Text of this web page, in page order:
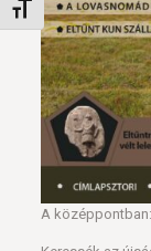
Betűméret váltása
A